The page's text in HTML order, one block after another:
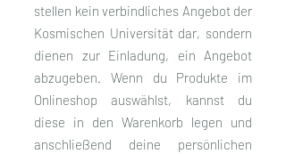
stellen kein verbindliches Angebot der
Kosmischen Universität dar, sondern
dienen zur Einladung, ein Angebot
abzugeben. Wenn du Produkte im
Onlineshop auswählst, kannst du
diese in den Warenkorb legen und
anschließend deine persönlichen